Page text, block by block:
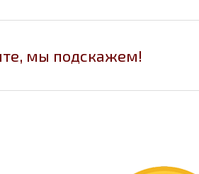
мы подскажем!